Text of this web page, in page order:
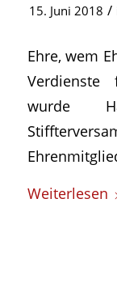
15. Juni 2018 /
Ehre, wem
wurde
Weiterlesen